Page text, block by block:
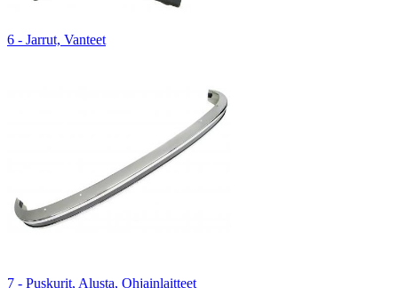
6 - Jarrut, Vanteet
7 - Puskurit, Alusta, Ohjainlaitteet